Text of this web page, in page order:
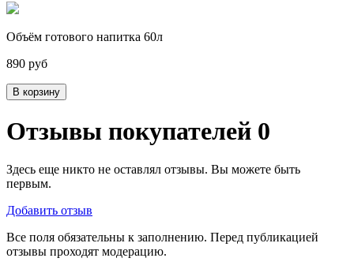
Объём готового напитка 60л
890 руб
В корзину
Отзывы покупателей 0
Здесь еще никто не оставлял отзывы. Вы можете быть
первым.
Добавить отзыв
Все поля обязательны к заполнению. Перед публикацией
отзывы проходят модерацию.